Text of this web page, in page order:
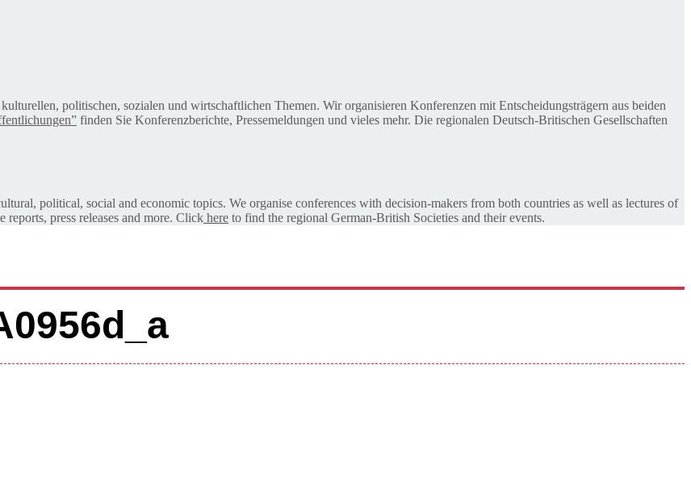
politischen, sozialen und wirtschaftlichen Themen. Wir organisieren Konferenzen mit Entscheidungsträgern aus beiden
finden Sie Konferenzberichte, Pressemeldungen und vieles mehr. Die regionalen Deutsch-Britischen Gesellschaften
political, social and economic topics. We organise conferences with decision-makers from both countries as well as lectures of
reports, press releases and more. Click here to find the regional German-British Societies and their events.